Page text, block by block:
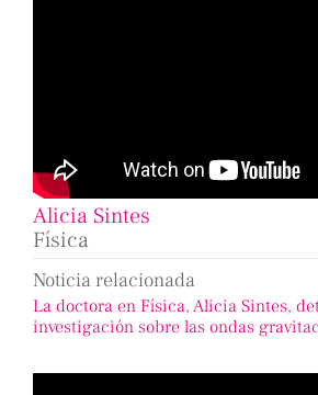
Alicia Sintes
Física
Noticia relacionada
La doctora en Física, Alicia Sintes,
investigación sobre las ondas